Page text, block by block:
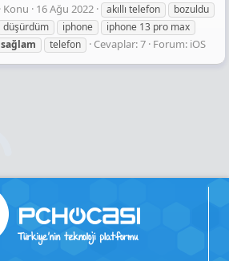
Konu 16 Ağu 2022 akıllı telefon
bozuldu
düşürdüm iphone
iphone 13 pro max
sağlam telefon Cevaplar: 7 Forum: iOS